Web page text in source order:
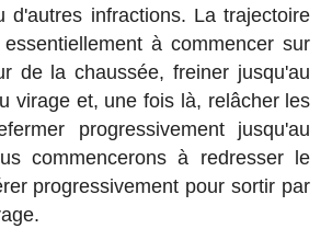
d'autres infractions. La trajectoire
à commencer sur
de la chaussée, freiner jusqu'au
virage et, une fois là, relâcher les
progressivement jusqu'au
commencerons à redresser le
progressivement pour sortir par